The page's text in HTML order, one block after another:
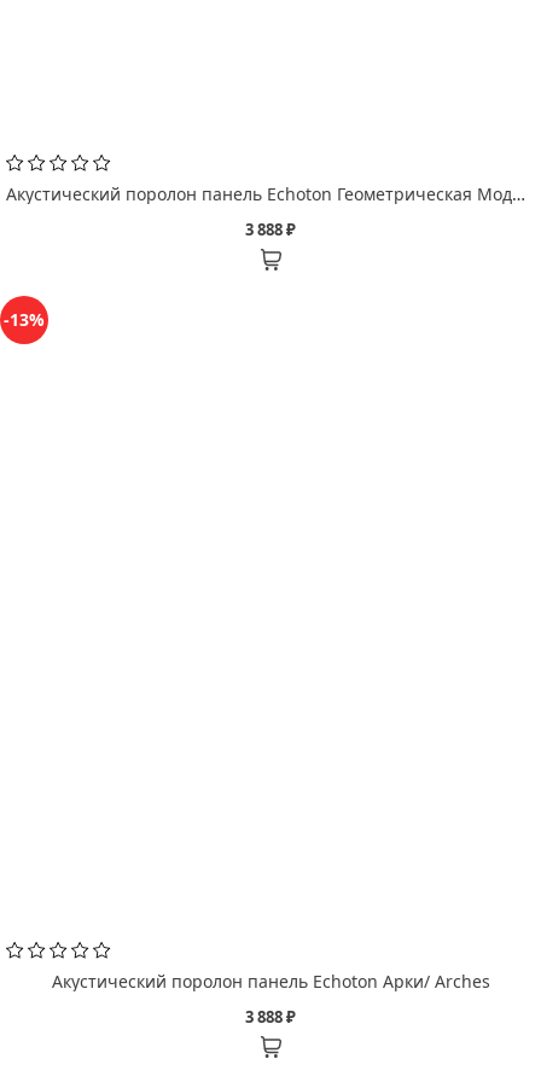
Акустический поролон панель Echoton Геометрическая Модификация/ Mod Geometric
3 888 ₽
-13%
Акустический поролон панель Echoton Арки/ Arches
3 888 ₽